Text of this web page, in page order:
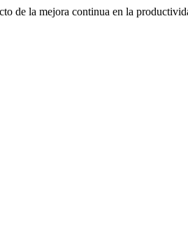
de la mejora continua en la